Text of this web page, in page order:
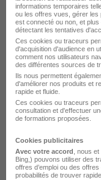
Safti
Le Havre - 76
60 000 - 199
Voir l’offre
informations temporaires
ou les offres vues, gérer les
est connecté ou non, et
détectant les tentatives
Ces cookies ou traceurs
d'acquisition d'audience en
comment nos utilisateurs
des différentes sources de
Ils nous permettent
d'améliorer nos produits et
rapide et fluide.
Ces cookies ou traceurs
consultation et d'effectuer
de formations proposées.
Cookies publicitaires
Avec votre accord , nous
Bing,) pouvons utiliser des
offres d’emploi ou des
probabilités de trouver